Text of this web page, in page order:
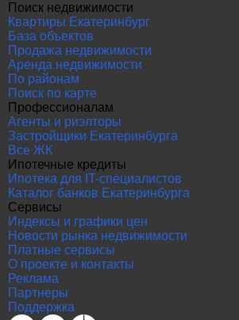
Поиск недвижимости
Квартиры Екатеринбург
База объектов
Продажа недвижимости
Аренда недвижимости
По районам
Поиск по карте
Профессионалам
Агенты и риэлторы
Застройщики Екатеринбурга
Все ЖК
Ипотечные кредиты
Ипотека для IT-специалистов
Каталог банков Екатеринбурга
Сервисы
Индексы и графики цен
Новости рынка недвижимости
Платные сервисы
О проекте и контакты
Реклама
Партнеры
Поддержка